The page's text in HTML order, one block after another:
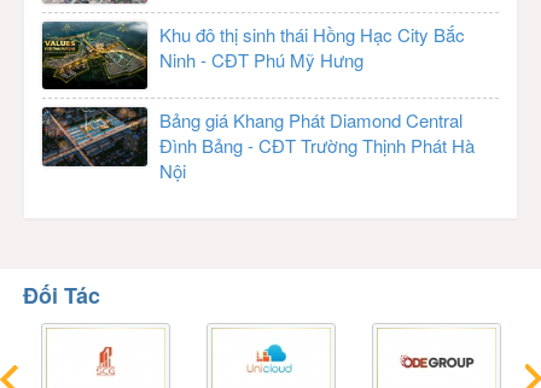
Khu đô thị sinh thái Hồng Hạc City Bắc
Ninh - CĐT Phú Mỹ Hưng
Bảng giá Khang Phát Diamond Central
Đình Bảng - CĐT Trường Thịnh Phát Hà
Nội
Đối Tác